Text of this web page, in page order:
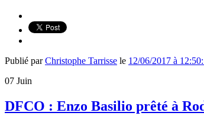
Publié parChristophe Tarrisse le 12/06/2017 à
07 Juin
DFCO : Enzo Basilio prêté à